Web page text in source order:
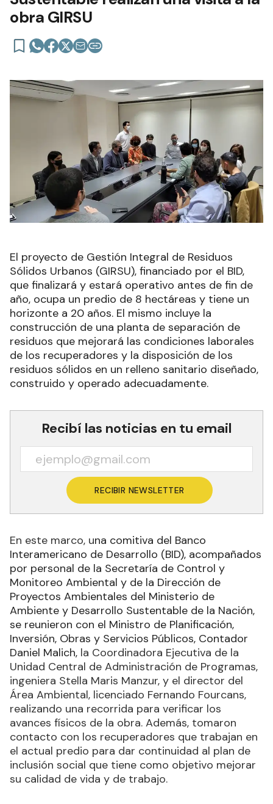
obra GIRSU
El proyecto de Gestión Integral de Residuos
Sólidos Urbanos (GIRSU), financiado por el BID,
que finalizará y estará operativo antes de fin de
año, ocupa un predio de 8 hectáreas y tiene un
horizonte a 20 años. El mismo incluye la
construcción de una planta de separación de
residuos que mejorará las condiciones laborales
de los recuperadores y la disposición de los
residuos sólidos en un relleno sanitario diseñado,
construido y operado adecuadamente.
Recibí las noticias en tu email
RECIBIR NEWSLETTER
En este marco, una comitiva del Banco
Interamericano de Desarrollo (BID), acompañados
por personal de la Secretaría de Control y
Monitoreo Ambiental y de la Dirección de
Proyectos Ambientales del Ministerio de
Ambiente y Desarrollo Sustentable de la Nación,
se reunieron con el Ministro de Planificación,
Inversión, Obras y Servicios Públicos, Contador
Daniel Malich, la Coordinadora Ejecutiva de la
Unidad Central de Administración de Programas,
ingeniera Stella Maris Manzur, y el director del
Área Ambiental, licenciado Fernando Fourcans,
realizando una recorrida para verificar los
avances físicos de la obra. Además, tomaron
contacto con los recuperadores que trabajan en
el actual predio para dar continuidad al plan de
inclusión social que tiene como objetivo mejorar
su calidad de vida y de trabajo.